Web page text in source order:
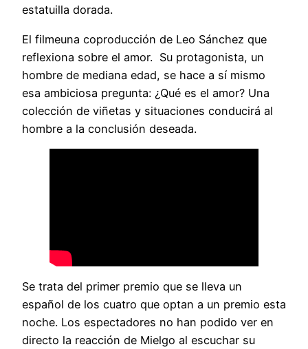
estatuilla dorada.
El filmeuna coproducción de Leo Sánchez que
reflexiona sobre el amor. Su protagonista, un
hombre de mediana edad, se hace a sí mismo
esa ambiciosa pregunta: ¿Qué es el amor? Una
colección de viñetas y situaciones conducirá al
hombre a la conclusión deseada.
Se trata del primer premio que se lleva un
español de los cuatro que optan a un premio esta
noche. Los espectadores no han podido ver en
directo la reacción de Mielgo al escuchar su